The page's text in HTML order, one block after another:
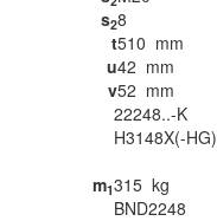
s28
t510 mm
u42 mm
v52 mm
22248..-K
H3148X(-HG)
m1315 kg
BND2248